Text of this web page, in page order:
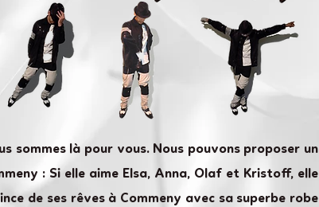
sommes là pour vous. Nous pouvons proposer un
: Si elle aime Elsa, Anna, Olaf et Kristoff, elle
de ses rêves à Commeny avec sa superbe robe